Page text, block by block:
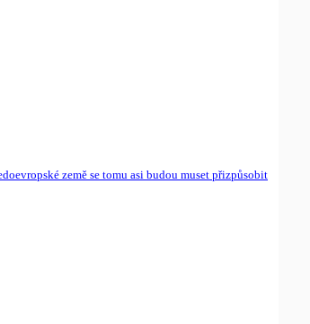
země se tomu asi budou muset přizpůsobit